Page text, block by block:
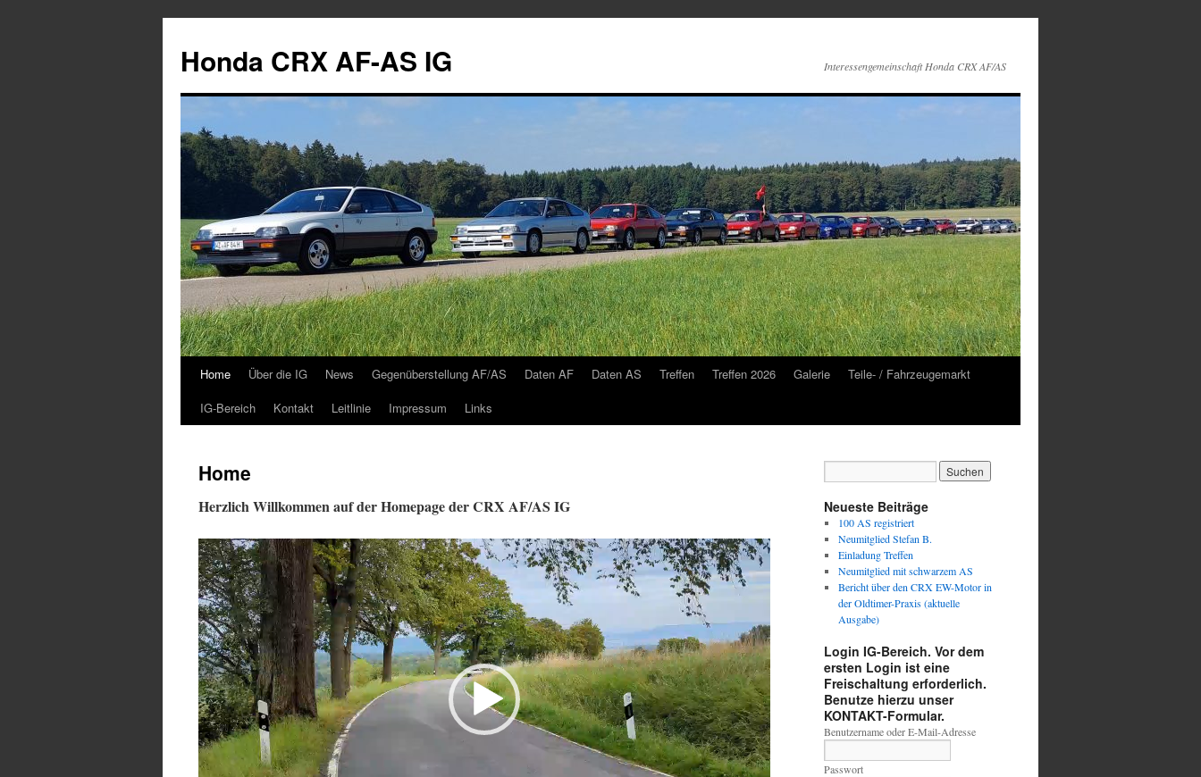
springen
Honda CRX AF-AS IG Interessengemeinschaft Honda CRX AF/AS
Home Über die IG News Gegenüberstellung AF/AS Daten AF Daten AS Treffen Treffen 2026 Galerie
Teile- / Fahrzeugemarkt
IG-Bereich
Kontakt Leitlinie Impressum Links
Home
Herzlich Willkommen auf der Homepage der CRX AF/AS IG
Video-
Player
Neueste Beiträge
100 AS registriert
Neumitglied Stefan B.
Einladung Treffen
Neumitglied mit schwarzem AS
Bericht über den CRX EW-Motor in
der Oldtimer-Praxis (aktuelle
Ausgabe)
Login IG-Bereich. Vor dem
ersten Login ist eine
Freischaltung erforderlich.
Benutze hierzu unser
KONTAKT-Formular.
Benutzername oder E-Mail-Adresse
Passwort